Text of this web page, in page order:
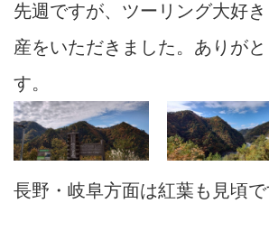
先週ですが、ツーリング大好
産をいただきました。ありがと
す。
長野・岐阜方面は紅葉も見頃で